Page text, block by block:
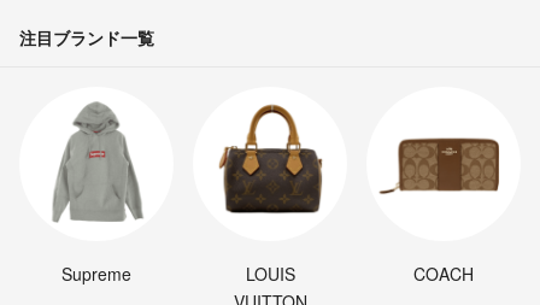
注目ブランド一覧
Supreme
LOUIS
COACH